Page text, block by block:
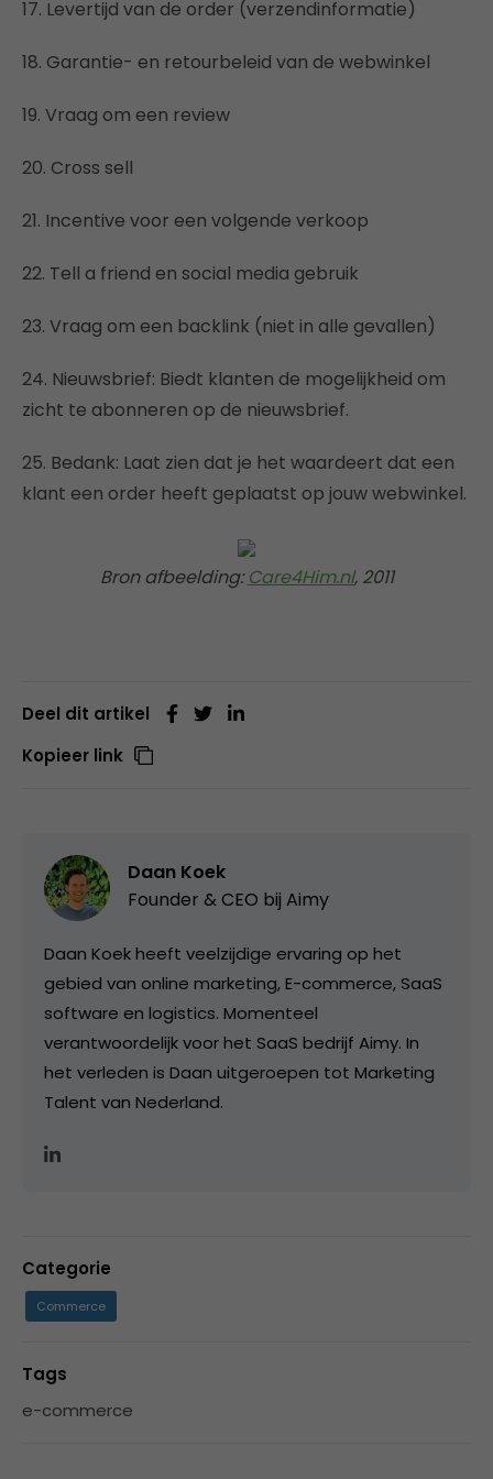
17. Levertijd van de order (verzendinformatie)
18. Garantie- en retourbeleid van de webwinkel
19. Vraag om een review
20. Cross sell
21. Incentive voor een volgende verkoop
22. Tell a friend en social media gebruik
23. Vraag om een backlink (niet in alle gevallen)
24. Nieuwsbrief: Biedt klanten de mogelijkheid om
zicht te abonneren op de nieuwsbrief.
25. Bedank: Laat zien dat je het waardeert dat een
klant een order heeft geplaatst op jouw webwinkel.
Bron afbeelding:Care4Him.nl, 2011
Deel dit artikel
Kopieer link
Daan Koek
Founder & CEO bij Aimy
Daan Koek heeft veelzijdige ervaring op het
gebied van online marketing, E-commerce, SaaS
software en logistics. Momenteel
verantwoordelijk voor het SaaS bedrijf Aimy. In
het verleden is Daan uitgeroepen tot Marketing
Talent van Nederland.
Categorie
Commerce
Tags
e-commerce